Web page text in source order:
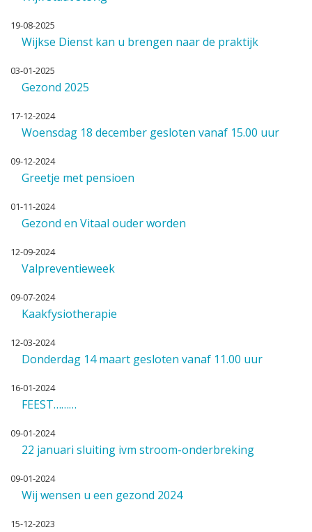
19-08-2025
Wijkse Dienst kan u brengen naar de praktijk
03-01-2025
Gezond 2025
17-12-2024
Woensdag 18 december gesloten vanaf 15.00 uur
09-12-2024
Greetje met pensioen
01-11-2024
Gezond en Vitaal ouder worden
12-09-2024
Valpreventieweek
09-07-2024
Kaakfysiotherapie
12-03-2024
Donderdag 14 maart gesloten vanaf 11.00 uur
16-01-2024
FEEST………
09-01-2024
22 januari sluiting ivm stroom-onderbreking
09-01-2024
Wij wensen u een gezond 2024
15-12-2023